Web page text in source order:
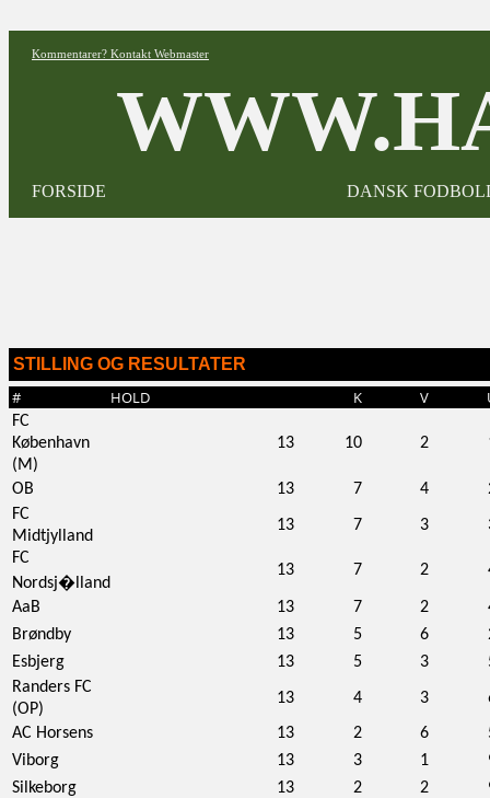
Kommentarer? Kontakt Webmaster
FORSIDE DANSK
STILLING OG RESULTATER
# HOLD K V
FC
København
(M)
13 10 2
OB 13 7 4
FC
Midtjylland
13 7 3
FC
Nordsj�lland
13 7 2
AaB 13 7 2
Brøndby
13 5 6
Esbjerg
13 5 3
Randers FC
(OP)
13 4 3
AC Horsens
13 2 6
Viborg
13 3 1
Silkeborg
13 2 2